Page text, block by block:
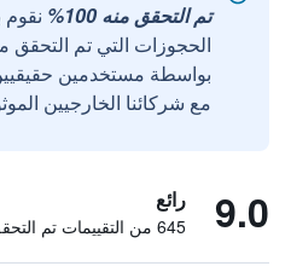
تم التحقق منه 100%
الحجوزات التي تم التحقق
مع شركائنا الخارجيين
9.0 رائع
645 من التقييمات تم التحقق منها